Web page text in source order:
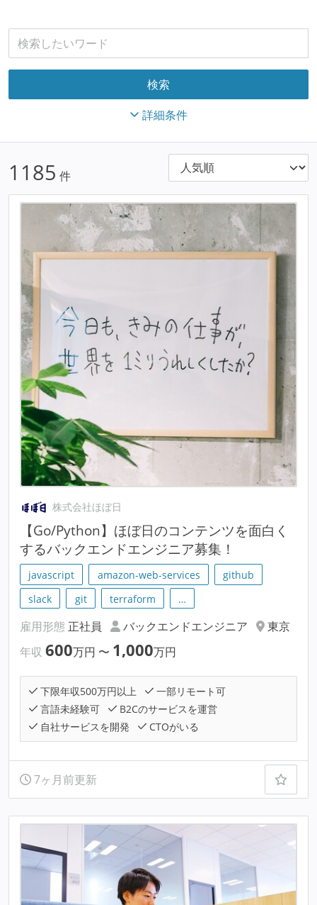
詳細条件
1185 件
株式会社ほぼ日
【Go/Python】ほぼ日のコンテンツを面白く
するバックエンドエンジニア募集！
javascript amazon-web-services
github
slack
git terraform …
雇用形態 正社員 バックエンドエンジニア
東京
年収 600万円 〜 1,000万円
下限年収500万円以上
一部リモート可
言語未経験可
B2Cのサービスを運営
自社サービスを開発
CTOがいる
7ヶ月前更新